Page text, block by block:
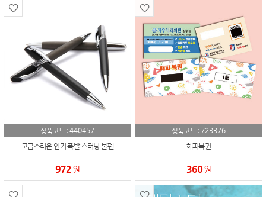
상품코드 :440457
고급스러운 인기 폭발 스터닝 볼펜
972원
상품코드 : 723376
해피복권
360원